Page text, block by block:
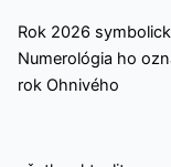
Rok 2026
Numerológia ho
rok Ohnivého